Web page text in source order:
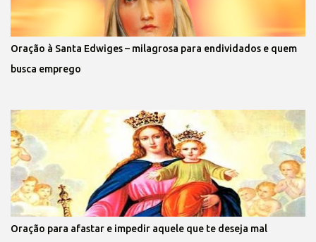
Oração à Santa Edwiges – milagrosa para endividados e quem
busca emprego
Oração para afastar e impedir aquele que te deseja mal